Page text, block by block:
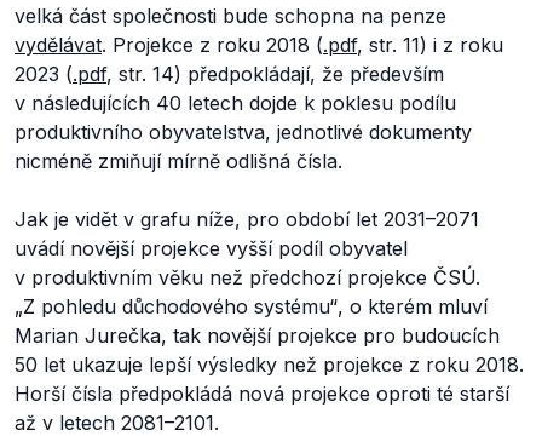
velká část společnosti bude schopna na penze
vydělávat. Projekce z roku 2018 (.pdf, str. 11) i z roku
2023 (.pdf, str. 14) předpokládají, že především
v následujících 40 letech dojde k poklesu podílu
produktivního obyvatelstva, jednotlivé dokumenty
nicméně zmiňují mírně odlišná čísla.
Jak je vidět v grafu níže, pro období let 2031–2071
uvádí novější projekce vyšší podíl obyvatel
v produktivním věku než předchozí projekce ČSÚ.
„Z pohledu důchodového systému“, o kterém mluví
Marian Jurečka, tak novější projekce pro budoucích
50 let ukazuje lepší výsledky než projekce z roku 2018.
Horší čísla předpokládá nová projekce oproti té starší
až v letech 2081–2101.